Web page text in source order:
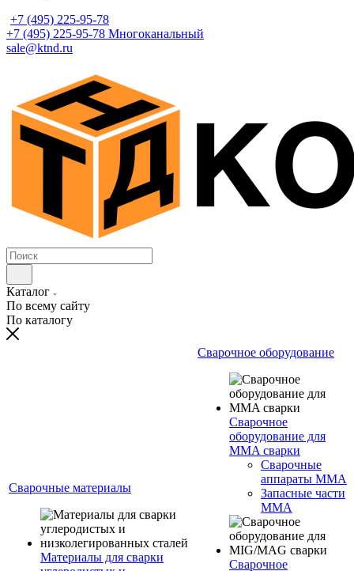
+7 (495) 225-95-78
+7 (495) 225-95-78 Многоканальный
sale@ktnd.ru
Каталог
По всему сайту
По каталогу
Сварочные материалы
Материалы для сварки
Сварочное оборудование
Сварочное
оборудование для
MMA сварки
Сварочные
аппараты MMA
Запасные части
MMA
Сварочное